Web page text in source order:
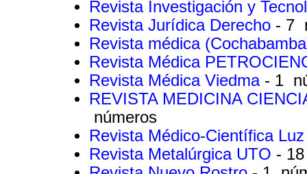
Revista Investigación y
Revista Jurídica Derecho - 7
Revista médica
Revista Médica
Revista Médica Viedma - 1
REVISTA MEDICINA
números
Revista Médico-Científica
Revista Metalúrgica UTO -